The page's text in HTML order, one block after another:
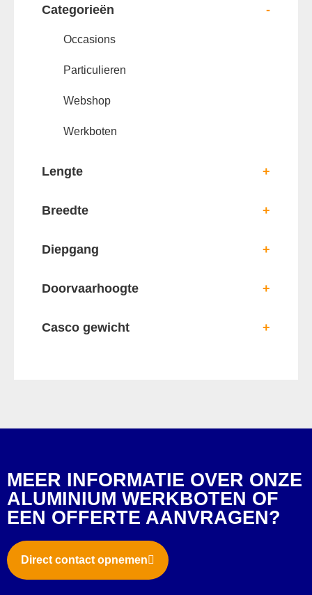
Categorieën -
Occasions
Particulieren
Webshop
Werkboten
Lengte +
Breedte +
Diepgang +
Doorvaarhoogte +
Casco gewicht +
MEER INFORMATIE OVER ONZE
ALUMINIUM WERKBOTEN OF
EEN OFFERTE AANVRAGEN?
Direct contact opnemen